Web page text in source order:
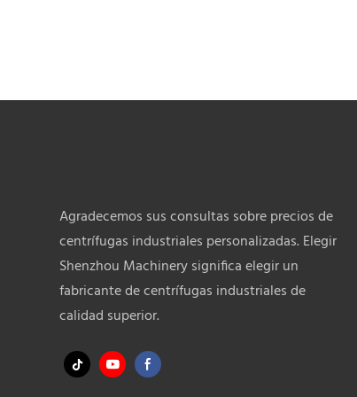
Agradecemos sus consultas sobre precios de
centrífugas industriales personalizadas. Elegir
Shenzhou Machinery significa elegir un
fabricante de centrífugas industriales de
calidad superior.